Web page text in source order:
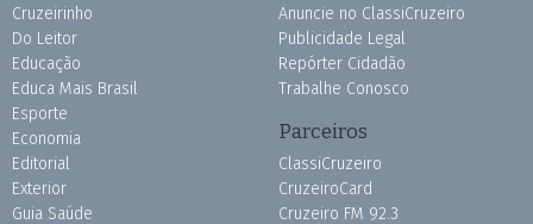
Cruzeirinho
Do Leitor
Educação
Educa Mais Brasil
Esporte
Economia
Editorial
Exterior
Guia Saúde
Anuncie no ClassiCruzeiro
Publicidade Legal
Repórter Cidadão
Trabalhe Conosco
Parceiros
ClassiCruzeiro
CruzeiroCard
Cruzeiro FM 92.3